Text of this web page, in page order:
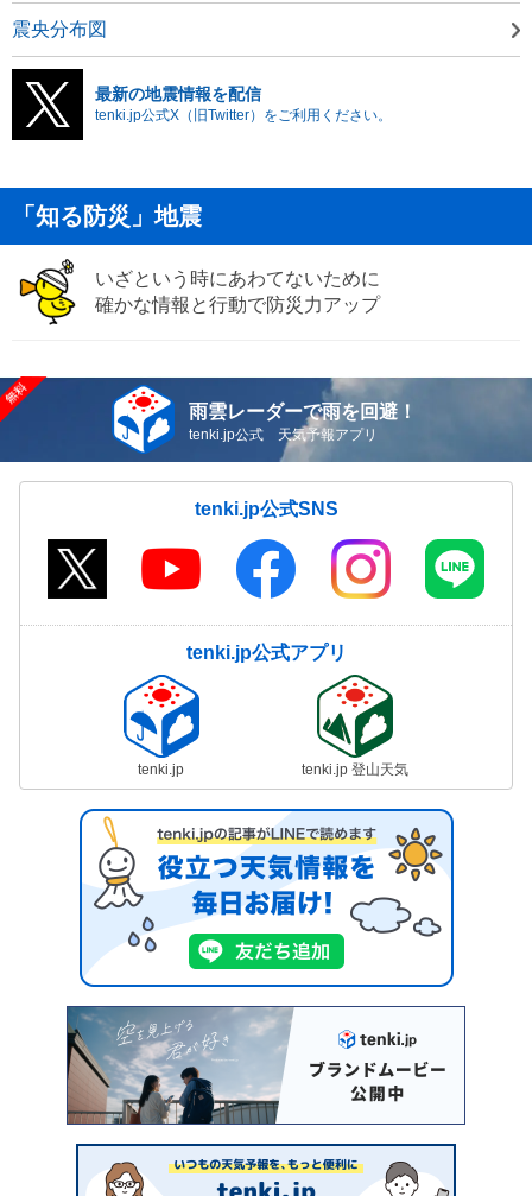
震央分布図
最新の地震情報を配信
tenki.jp公式X（旧Twitter）をご利用ください。
「知る防災」地震
いざという時にあわてないために
確かな情報と行動で防災力アップ
雨雲レーダーで雨を回避！
tenki.jp公式 天気予報アプリ
tenki.jp公式SNS
tenki.jp公式アプリ
tenki.jp tenki.jp 登山天気